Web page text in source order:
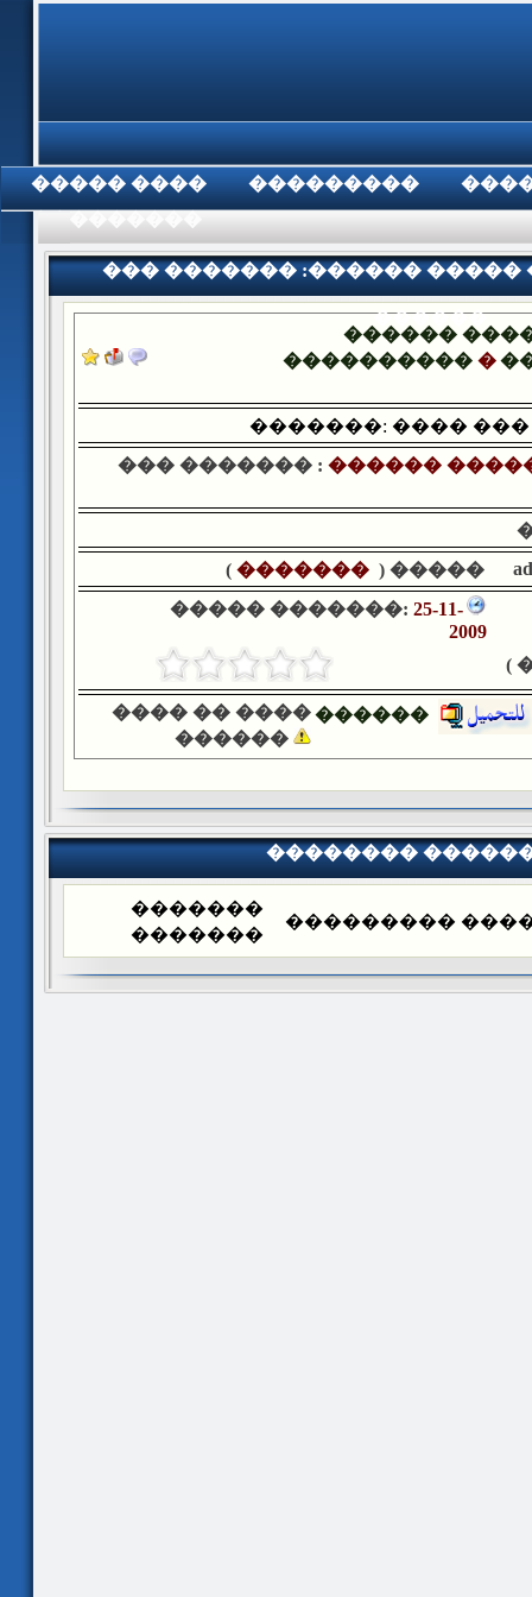
���� ����� ���������
��� ������� :������ �����
������
������
�����������
�������: ����
��� ������� : ������
����� (
�������
)
����� �������: 25-11-
2009
���� �� ����
������
������
��������
��������
�������
�������